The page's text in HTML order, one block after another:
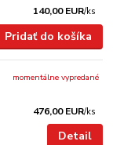
140,00 EUR/ks
Pridať do košíka
476,00 EUR/ks
momentálne vypredané
Detail